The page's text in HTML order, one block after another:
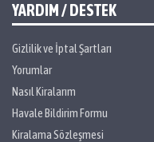
YARDIM / DESTEK
Gizlilik ve İptal Şartları
Yorumlar
Nasıl Kiralarım
Havale Bildirim Formu
Kiralama Sözleşmesi